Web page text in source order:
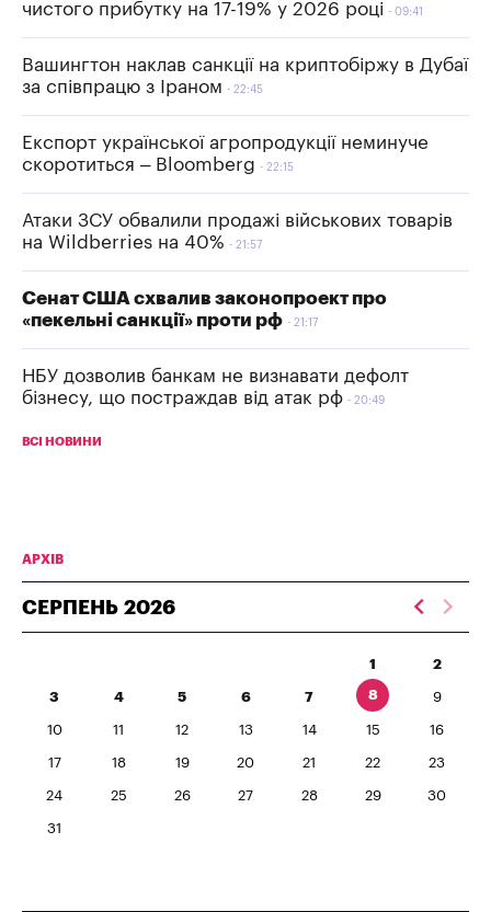
чистого прибутку на 17-19% у 2026 році 09:41
Вашингтон наклав санкції на криптобіржу в Дубаї
за співпрацю з Іраном
22:45
Експорт української агропродукції неминуче
скоротиться – Bloomberg
22:15
Атаки ЗСУ обвалили продажі військових товарів
на Wildberries на 40%
21:57
Сенат США схвалив законопроект про
«пекельні санкції» проти рф
21:17
НБУ дозволив банкам не визнавати дефолт
бізнесу, що постраждав від атак рф
20:49
ВСІ НОВИНИ
АРХІВ
СЕРПЕНЬ 2026
1 2
3 4 5 6 7 8 9
10 11 12 13 14 15 16
17 18 19 20 21 22 23
24 25 26 27 28 29 30
31